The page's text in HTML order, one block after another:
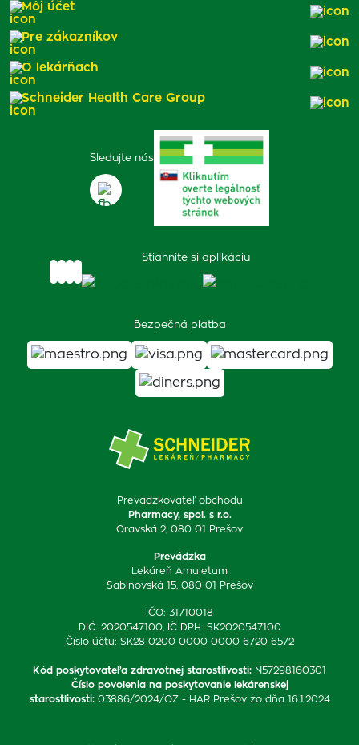
Prevádzkovateľ obchodu
Pharmacy, spol. s r.o.
Oravská 2, 080 01 Prešov
Prevádzka
Lekáreň Amuletum
Sabinovská 15, 080 01 Prešov
IČO: 31710018
DIČ: 2020547100, IČ DPH: SK2020547100
Číslo účtu: SK28 0200 0000 0000 6720 6572
Kód poskytovateľa zdravotnej starostlivosti: N57298160301
Číslo povolenia na poskytovanie lekárenskej
starostlivosti: 03886/2024/OZ - HAR Prešov zo dňa 16.1.2024
Sledujte nás
Stiahnite si aplikáciu
Bezpečná platba
Môj účet
Pre zákazníkov
O lekárňach
Schneider Health Care Group